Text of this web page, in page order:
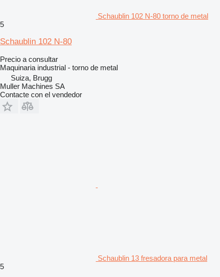
Schaublin 102 N-80 torno de metal
5
Schaublin 102 N-80
Precio a consultar
Maquinaria industrial - torno de metal
Suiza, Brugg
Muller Machines SA
Contacte con el vendedor
Schaublin 13 fresadora para metal
5